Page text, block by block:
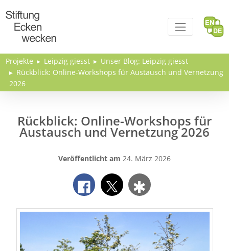
Projekte Leipzig giesst
Unser Blog: Leipzig giesst
Rückblick: Online-Workshops für Austausch und Vernetzung
2026
Rückblick: Online-Workshops für
Austausch und Vernetzung 2026
Veröffentlicht am 24. März 2026